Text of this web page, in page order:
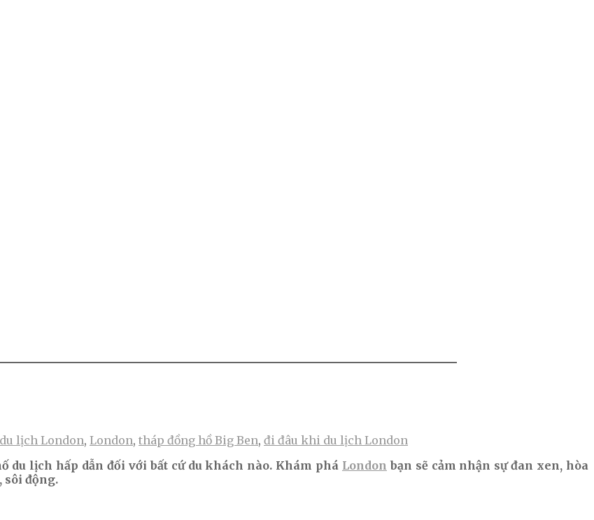
lịch London, London, tháp đồng hồ Big Ben, đi đâu khi du lịch London
lịch hấp dẫn đối với bất cứ du khách nào. Khám phá London bạn sẽ cảm nhận sự đan xen, hòa
sôi động.